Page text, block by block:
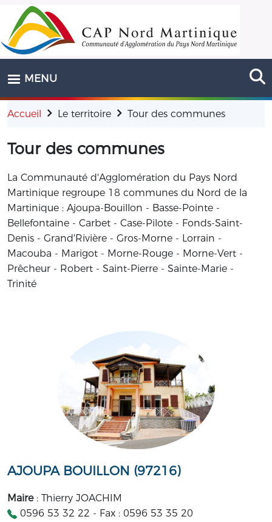
Aller au contenu principal
MENU
Accueil Le territoire Tour des communes
Tour des communes
La Communauté d'Agglomération du Pays Nord
Martinique regroupe 18 communes du Nord de la
Martinique : Ajoupa-Bouillon - Basse-Pointe -
Bellefontaine - Carbet - Case-Pilote - Fonds-Saint-
Denis - Grand'Rivière - Gros-Morne - Lorrain -
Macouba - Marigot - Morne-Rouge - Morne-Vert -
Prêcheur - Robert - Saint-Pierre - Sainte-Marie -
Trinité
AJOUPA BOUILLON (97216)
Maire: Thierry JOACHIM
0596 53 32 22 - Fax : 0596 53 35 20